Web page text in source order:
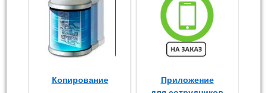
Копирование
Приложение